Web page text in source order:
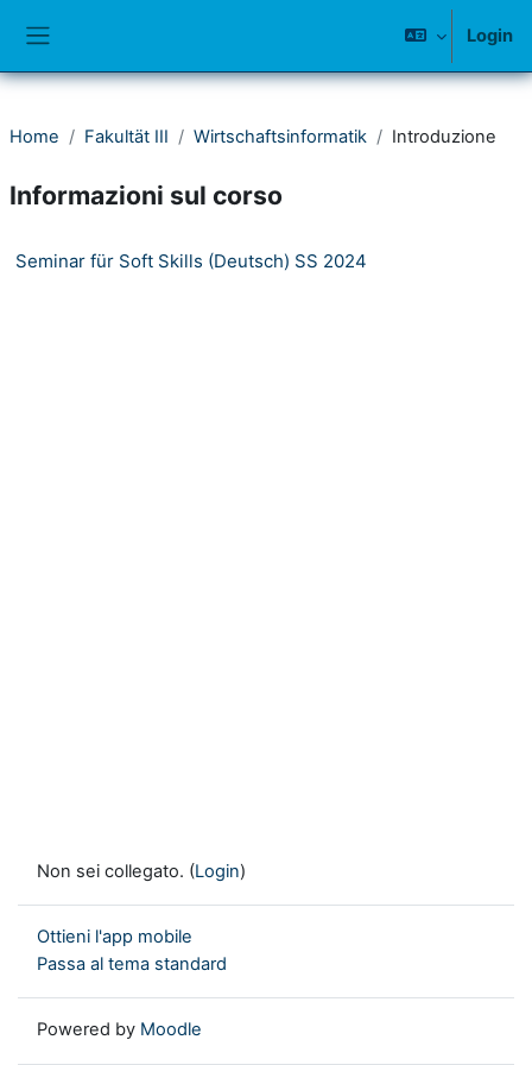
Login
Home Fakultät III Wirtschaftsinformatik Introduzione
Informazioni sul corso
Seminar für Soft Skills (Deutsch) SS 2024
Non sei collegato. (Login)
Ottieni l'app mobile
Passa al tema standard
Powered by Moodle